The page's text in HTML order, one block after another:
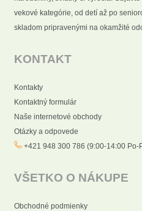
vekové kategórie, od detí až po
skladom pripravenými na okamžité
KONTAKT
Kontakty
Kontaktný formulár
Naše internetové obchody
Otázky a odpovede
+421 948 300 786 (9:00-14:00 Po-
VŠETKO O NÁKUPE
Obchodné podmienky